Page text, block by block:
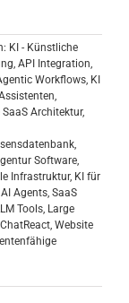
KI - Künstliche
, API Integration,
Workflows, KI
,
Architektur,
,
Software,
Infrastruktur, KI für
AI Agents, SaaS
Tools, Large
ChatReact, Website